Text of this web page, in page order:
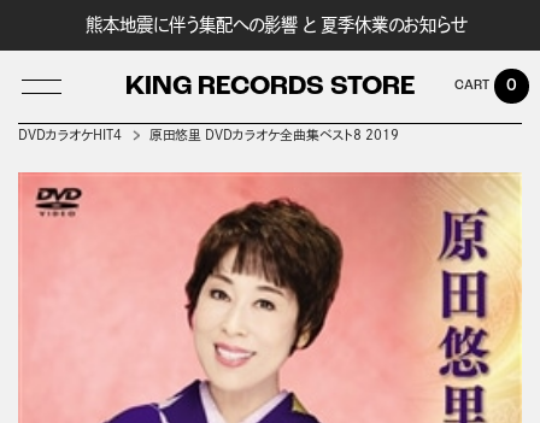
熊本地震に伴う集配への影響 と 夏季休業のお知らせ
KING RECORDS STORE 0
DVDカラオケHIT4 原田悠里 DVDカラオケ全曲集ベスト8 2019